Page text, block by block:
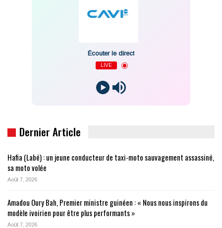
Écouter le direct
LIVE
Dernier Article
Hafia (Labé) : un jeune conducteur de taxi-moto sauvagement assassiné,
sa moto volée
Août 7, 2026
Amadou Oury Bah, Premier ministre guinéen : « Nous nous inspirons du
modèle ivoirien pour être plus performants »
Août 7, 2026